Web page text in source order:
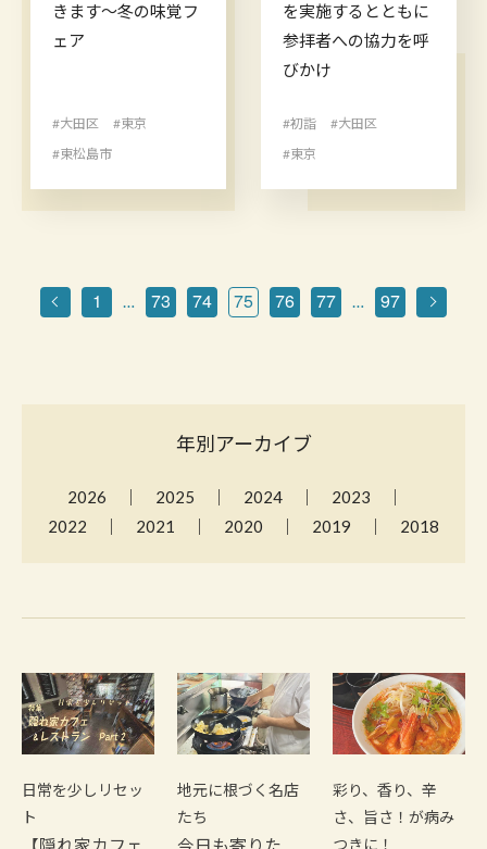
きます〜冬の味覚フ
ェア
#大田区
#東京
#東松島市
を実施するとともに
参拝者への協力を呼
びかけ
#初詣
#大田区
#東京
1 … 73 74 75 76 77 … 97
年別アーカイブ
2026 2025 2024
2023
2022
2021 2020 2019 2018
日常を少しリセッ
ト
地元に根づく名店
たち
彩り、香り、辛
さ、旨さ！が病み
つきに！